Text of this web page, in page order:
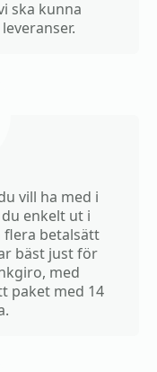
ska kunna
vill ha med i
enkelt ut i
flera betalsätt
bäst just för
med
paket med 14